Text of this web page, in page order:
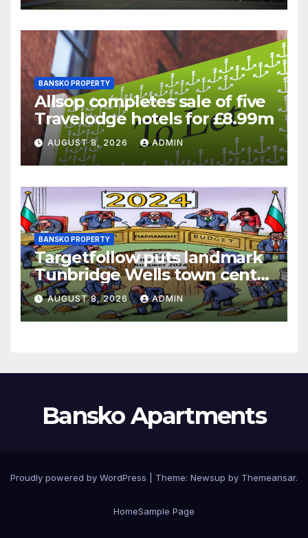
BANSKO PROPERTY
Allsop completes sale of five
Travelodge hotels for £8.99m
AUGUST 8, 2026 ADMIN
BANSKO PROPERTY
Targetfollow puts landmark
Tunbridge Wells town centre
estate up for sale
AUGUST 8, 2026 ADMIN
Bansko Apartments
Proudly powered by WordPress Theme: Newsup by Themeansar.
HomeSample Page